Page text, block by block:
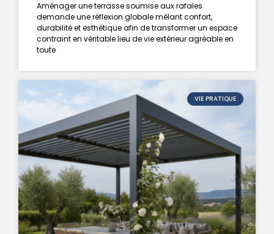
Aménager une terrasse soumise aux rafales
demande une réflexion globale mêlant confort,
durabilité et esthétique afin de transformer un espace
contraint en véritable lieu de vie extérieur agréable en
toute
VIE PRATIQUE